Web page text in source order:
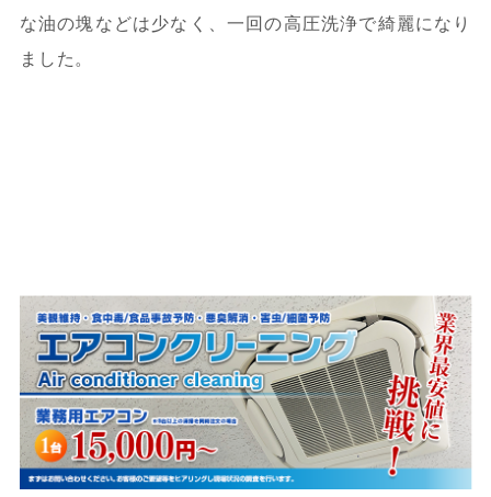
な油の塊などは少なく、一回の高圧洗浄で綺麗になり
ました。